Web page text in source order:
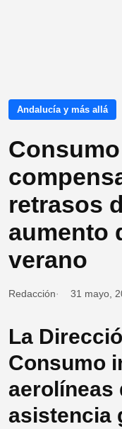
Andalucía y más allá
retrasos
aumento
verano
Redacción 31 mayo,
La
Consumo
aerolíneas
asistencia